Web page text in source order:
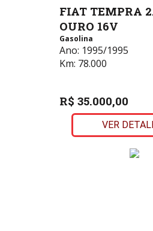
FIAT TEMPRA
OURO 16V
Gasolina
Ano: 1995/1995
Km: 78.000
R$ 35.000,00
VER